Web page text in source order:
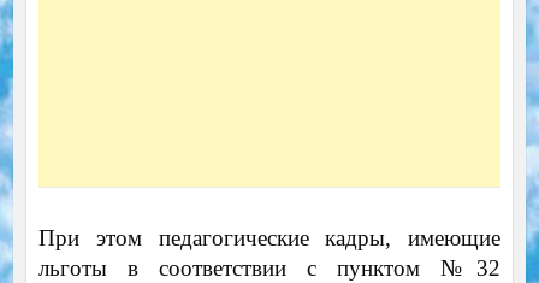
При этом педагогические кадры, имеющие
льготы в соответствии с пунктом №32